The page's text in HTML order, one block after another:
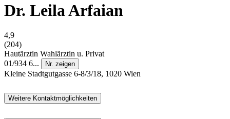
Dr. Leila Arfaian
4,9
(204)
Hautärztin Wahlärztin u. Privat
01/934 6...
Nr. zeigen
Kleine Stadtgutgasse 6-8/3/18, 1020 Wien
Weitere Kontaktmöglichkeiten